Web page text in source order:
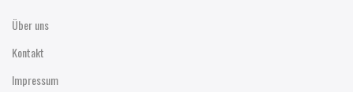
Über uns
Kontakt
Impressum